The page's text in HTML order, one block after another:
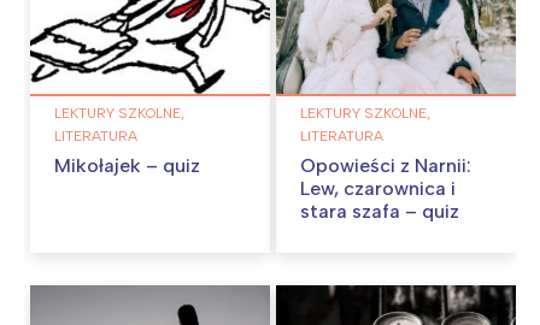
LEKTURY SZKOLNE,
LITERATURA
Mikołajek – quiz
LEKTURY SZKOLNE,
LITERATURA
Opowieści z Narnii:
Lew, czarownica i
stara szafa – quiz